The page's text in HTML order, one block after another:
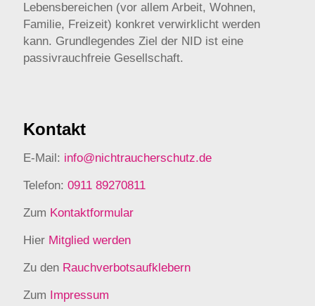
Lebensbereichen (vor allem Arbeit, Wohnen,
Familie, Freizeit) konkret verwirklicht werden
kann. Grundlegendes Ziel der NID ist eine
passivrauchfreie Gesellschaft.
Kontakt
E-Mail: info@nichtraucherschutz.de
Telefon: 0911 89270811
Zum Kontaktformular
Hier Mitglied werden
Zu den Rauchverbotsaufklebern
Zum Impressum